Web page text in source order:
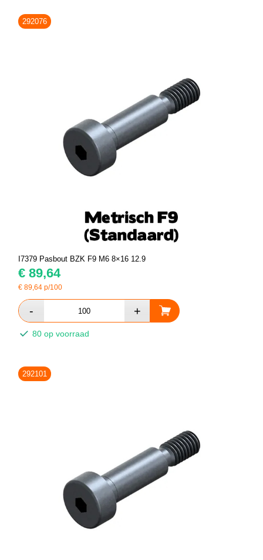
292076
I7379 Pasbout BZK F9 M6 8×16 12.9
€ 89,64
€89,64 p/100
80 op voorraad
292101